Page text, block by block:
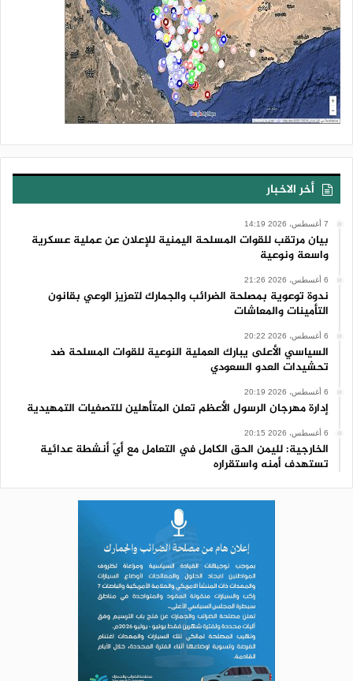
أخر الاخبار
7 أغسطس، 2026 14:19
بيان مرتقب للقوات المسلحة اليمنية للإعلان عن عملية عسكرية
واسعة ونوعية
6 أغسطس، 2026 21:26
ندوة توعوية بمصلحة الضرائب والجمارك لتعزيز الوعي بقانون
التأمينات والمعاشات
6 أغسطس، 2026 20:22
السياسي الأعلى يبارك العملية النوعية للقوات المسلحة ضد
تحشيدات العدو السعودي
6 أغسطس، 2026 20:19
إدارة مهرجان الرسول الأعظم تعلن المتأهلين للتصفيات التمهيدية
6 أغسطس، 2026 20:15
الخارجية: لليمن الحق الكامل في التعامل مع أيّ أنشطة عدائية
تستهدف أمنه واستقراره